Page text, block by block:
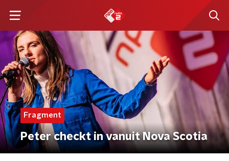
Fragment
Peter checkt in vanuit Nova Scotia